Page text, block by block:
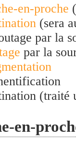
en-proche
(sera
par la
par la
(traité
en-